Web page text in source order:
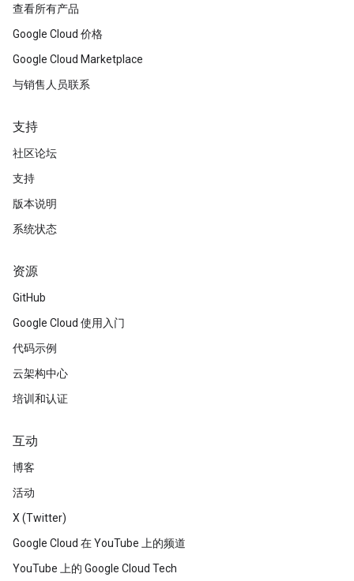
查看所有产品
Google Cloud 价格
Google Cloud Marketplace
与销售人员联系
支持
社区论坛
支持
版本说明
系统状态
资源
GitHub
Google Cloud 使用入门
代码示例
云架构中心
培训和认证
互动
博客
活动
X (Twitter)
Google Cloud 在 YouTube 上的频道
YouTube 上的 Google Cloud Tech